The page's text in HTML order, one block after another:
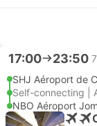
17:00 23:50
SHJ Aéroport de
Self-connecting |
NBO Aéroport